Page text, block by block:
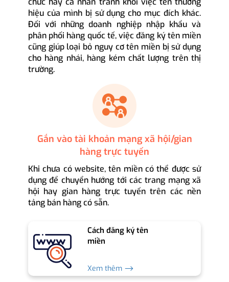
hiệu của mình bị sử dụng cho mục đích khác.
Đối với những doanh nghiệp nhập khẩu và
phân phối hàng quốc tế, việc đăng ký tên miền
cũng giúp loại bỏ nguy cơ tên miền bị sử dụng
cho hàng nhái, hàng kém chất lượng trên thị
trường.
Gắn vào tài khoản mạng xã hội/gian
hàng trực tuyến
Khi chưa có website, tên miền có thể được sử
dụng để chuyển hướng tới các trang mạng xã
hội hay gian hàng trực tuyến trên các nền
tảng bán hàng có sẵn.
Cách đăng ký tên
miền
Xem thêm ⟶